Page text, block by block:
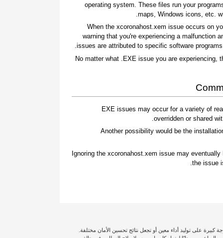
operating system. These files run your
maps, Windows icons, etc.
When the xcoronahost.xem issue occurs on
warning that you're experiencing a malfunction
issues are attributed to specific software
No matter what .EXE issue you are experiencing,
.EXE issues may occur for a variety of
overridden or shared
Another possibility would be the
Ignoring the xcoronahost.xem issue may
the issue
كبيرة على توليد أداء معين أو تجعل نتائج تحسين الأمان مختلفة.